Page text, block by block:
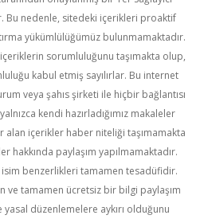
Bu nedenle, sitedeki içerikleri proaktif
yükümlülüğümüz bulunmamaktadır.
sorumluluğunu taşımakta olup,
kabul etmiş sayılırlar. Bu internet
veya şahıs şirketi ile hiçbir bağlantısı
kendi hazırladığımız makaleler
alan içerikler haber niteliği taşımamakta
hakkında paylaşım yapılmamaktadır.
benzerlikleri tamamen tesadüfidir.
ve tamamen ücretsiz bir bilgi paylaşım
düzenlemelere aykırı olduğunu